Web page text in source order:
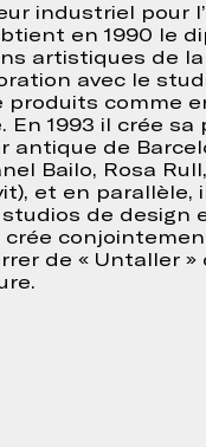
industriel pour
en 1990 le
artistiques de
avec le
produits comme
En 1993 il crée
antique de
Bailo, Rosa
et en parallèle,
de design
crée
de « Untaller